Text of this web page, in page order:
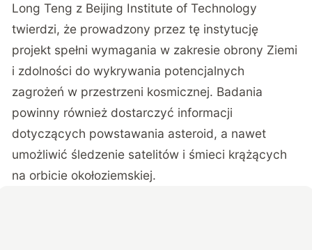
Long Teng z Beijing Institute of Technology
twierdzi, że prowadzony przez tę instytucję
projekt spełni wymagania w zakresie obrony Ziemi
i zdolności do wykrywania potencjalnych
zagrożeń w przestrzeni kosmicznej. Badania
powinny również dostarczyć informacji
dotyczących powstawania asteroid, a nawet
umożliwić śledzenie satelitów i śmieci krążących
na orbicie okołoziemskiej.